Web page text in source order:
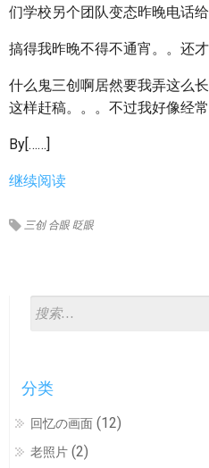
们学校另个团队变态昨晚电话
搞得我昨晚不得不通宵。。还才
什么鬼三创啊居然要我弄这么
这样赶稿。。。不过我好像经
By[……]
继续阅读
三创 合眼 眨眼
分类
回忆の画面 (12)
老照片 (2)